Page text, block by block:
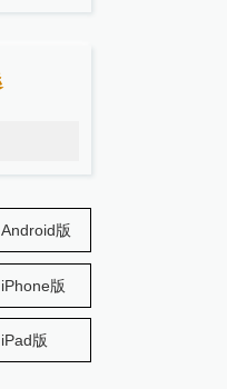
Android版
iPhone版
iPad版